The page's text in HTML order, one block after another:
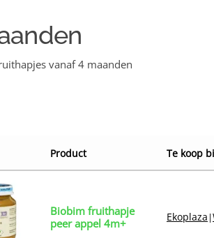
vanaf 4 maanden
Product Te koop
Biobim fruithapje
peer appel 4m+
Ekoplaza |